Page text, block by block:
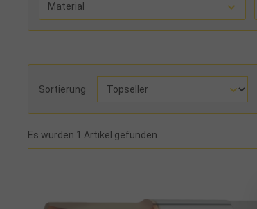
Material
Sortierung
Es wurden 1 Artikel gefunden